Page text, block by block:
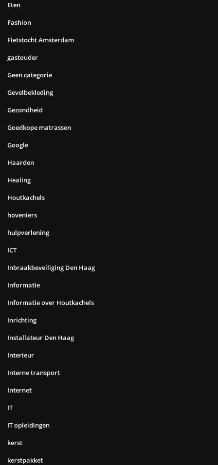
Eten
Fashion
Fietstocht Amsterdam
gastouder
Geen categorie
Gevelbekleding
Gezondheid
Goedkope matrassen
Google
Haarden
Healing
Houtkachels
hoveniers
hulpverlening
ICT
Inbraakbeveiliging Den Haag
Informatie
Informatie over Houtkachels
Inrichting
Installateur Den Haag
Interieur
Interne transport
Internet
IT
IT opleidingen
kerst
kerstpakket